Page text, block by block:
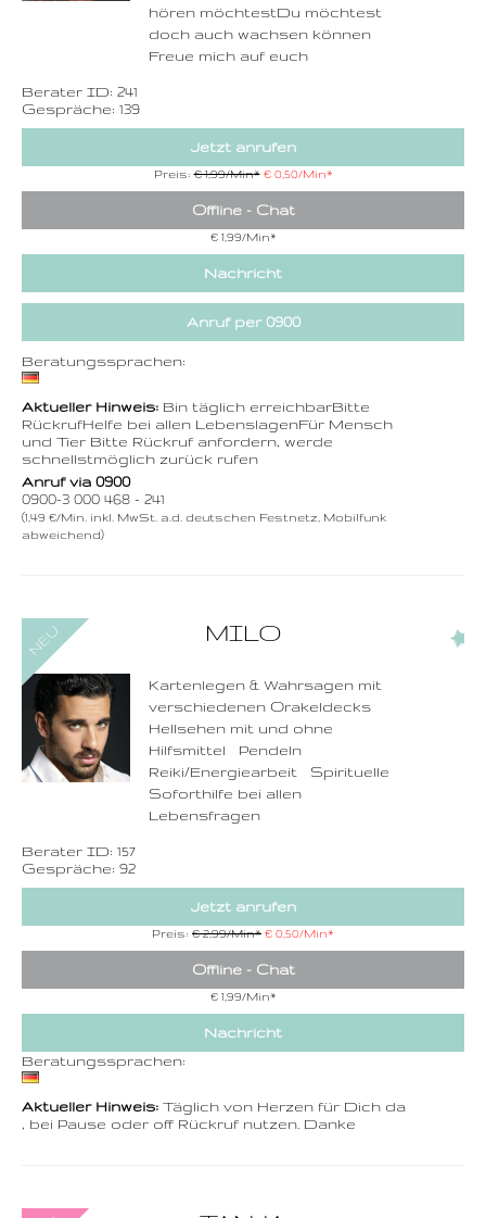
hören möchtestDu möchtest
doch auch wachsen können
Freue mich auf euch
Berater ID: 241
Gespräche: 139
Jetzt anrufen
Preis:€ 1,99/Min* € 0,50/Min*
Offline - Chat
€ 1,99/Min*
Nachricht
Anruf per 0900
Beratungssprachen:
Aktueller Hinweis: Bin täglich erreichbarBitte
RückrufHelfe bei allen LebenslagenFür Mensch
und Tier Bitte Rückruf anfordern, werde
schnellstmöglich zurück rufen
Anruf via 0900
0900-3 000 468 - 241
(1,49 €/Min. inkl. MwSt. a.d. deutschen Festnetz, Mobilfunk
abweichend)
MILO (1)
Kartenlegen & Wahrsagen mit
verschiedenen Orakeldecks
Hellsehen mit und ohne
Hilfsmittel Pendeln
Reiki/Energiearbeit Spirituelle
Soforthilfe bei allen
Lebensfragen
Berater ID: 157
Gespräche: 92
Jetzt anrufen
Preis: € 2,99/Min* € 0,50/Min*
Offline - Chat
€ 1,99/Min*
Nachricht
0900-3 000 468 - 157
1,49 €/Min. inkl. MwSt.
Wählen Sie diese
Rufnummer inklusive
dem Beratercode
Zurück
Beratungssprachen:
Aktueller Hinweis: Täglich von Herzen für Dich da
, bei Pause oder off Rückruf nutzen. Danke